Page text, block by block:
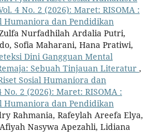
4 No. 2 (2026): Maret: RISOMA :
Humaniora dan Pendidikan
Nurfadhilah Ardalia Putri,
Sofia Maharani, Hana Pratiwi,
Dini Gangguan Mental
Sebuah Tinjauan Literatur ,
Sosial Humaniora dan
2 (2026): Maret: RISOMA :
Humaniora dan Pendidikan
Rahmania, Rafeylah Areefa Elya,
Nasywa Apezahli, Lidiana